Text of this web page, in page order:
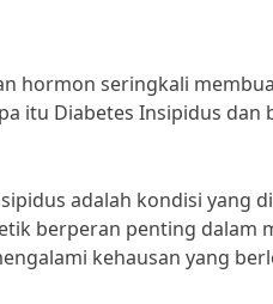
hormon seringkali
itu Diabetes Insipidus dan
adalah kondisi yang
berperan penting dalam
kehausan yang